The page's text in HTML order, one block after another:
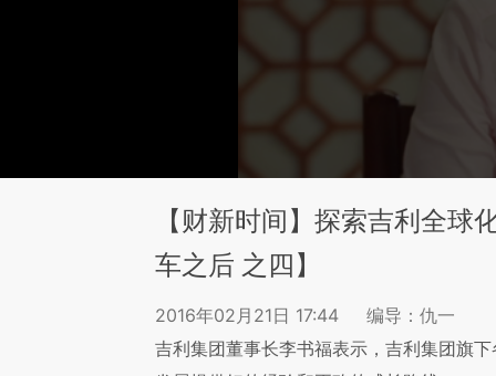
【财新时间】探索吉利全球
车之后 之四】
2016年02月21日 17:44
编导：仇一
吉利集团董事长李书福表示，吉利集团旗